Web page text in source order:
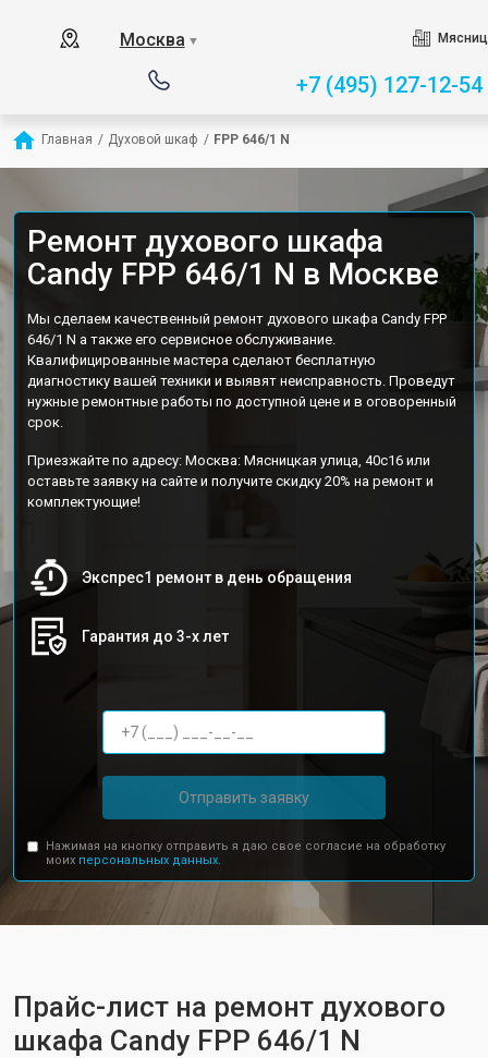
Москва ▼
+7 (495) 127-12-54
Главная / Духовой шкаф / FPP 646/1 N
Ремонт духового шкафа
Candy FPP 646/1 N в Москве
Мы сделаем качественный ремонт духового шкафа Candy FPP
646/1 N а также его сервисное обслуживание.
Квалифицированные мастера сделают бесплатную
диагностику вашей техники и выявят неисправность. Проведут
нужные ремонтные работы по доступной цене и в оговоренный
срок.
Приезжайте по адресу: Москва: Мясницкая улица, 40с16 или
оставьте заявку на сайте и получите скидку 20% на ремонт и
комплектующие!
Экспрес1 ремонт в день обращения
Гарантия до 3-х лет
Отправить заявку
Нажимая на кнопку отправить я даю свое согласие на обработку
моих персональных данных.
Прайс-лист на ремонт духового
шкафа Candy FPP 646/1 N